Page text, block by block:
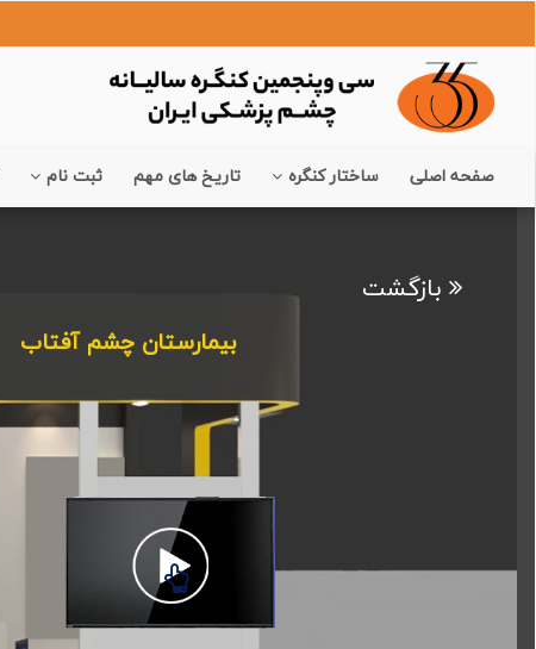
صفحه اصلی ساختار کنگره تاریخ های مهم ثبت نام
بازگشت
بیمارستان چشم آفتاب